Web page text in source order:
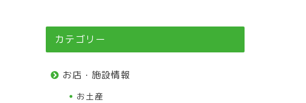
カテゴリー
お店・施設情報
お土産